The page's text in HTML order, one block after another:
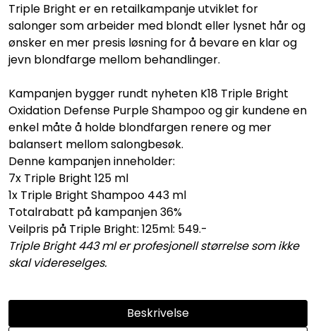
Triple Bright er en retailkampanje utviklet for
salonger som arbeider med blondt eller lysnet hår og
ønsker en mer presis løsning for å bevare en klar og
jevn blondfarge mellom behandlinger.
Kampanjen bygger rundt nyheten K18 Triple Bright
Oxidation Defense Purple Shampoo og gir kundene en
enkel måte å holde blondfargen renere og mer
balansert mellom salongbesøk.
Denne kampanjen inneholder:
7x Triple Bright 125 ml
1x Triple Bright Shampoo 443 ml
Totalrabatt på kampanjen 36%
Veilpris på Triple Bright: 125ml: 549.-
Triple Bright 443 ml er profesjonell størrelse som ikke
skal videreselges.
Beskrivelse